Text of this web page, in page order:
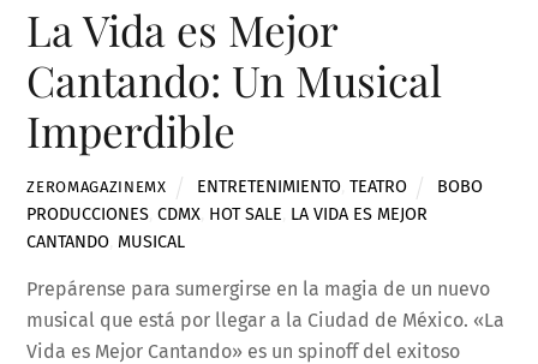
La Vida es Mejor
Cantando: Un Musical
Imperdible
ZEROMAGAZINEMX ENTRETENIMIENTO, TEATRO
BOBO
PRODUCCIONES ,CDMX HOT SALE LA VIDA ES MEJOR
CANTANDO MUSICAL
Prepárense para sumergirse en la magia de un nuevo
musical que está por llegar a la Ciudad de México. «La
Vida es Mejor Cantando» es un spinoff del exitoso